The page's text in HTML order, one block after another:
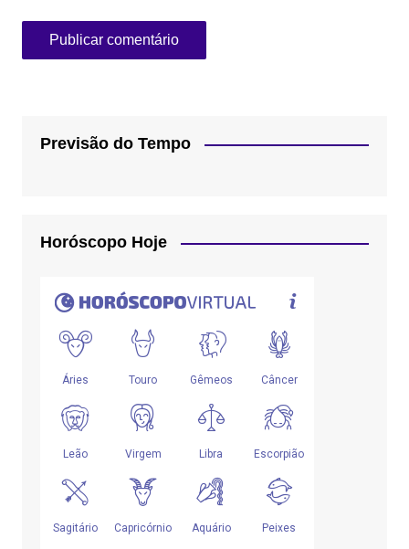
Previsão do Tempo
Horóscopo Hoje